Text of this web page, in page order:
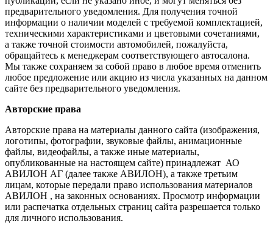
предварительного уведомления. Для получения точной
информации о наличии моделей с требуемой комплектацией,
техническими характеристиками и цветовыми сочетаниями,
а также точной стоимости автомобилей, пожалуйста,
обращайтесь к менеджерам соответствующего автосалона.
Мы также сохраняем за собой право в любое время отменить
любое предложение или акцию из числа указанных на данном
сайте без предварительного уведомления.
Авторские права
Авторские права на материалы данного сайта (изображения,
логотипы, фотографии, звуковые файлы, анимационные
файлы, видеофайлы, а также иные материалы,
опубликованные на настоящем сайте) принадлежат АО
АВИЛОН АГ (далее также АВИЛОН), а также третьим
лицам, которые передали право использования материалов
АВИЛОН , на законных основаниях. Просмотр информации
или распечатка отдельных страниц сайта разрешается только
для личного использования.